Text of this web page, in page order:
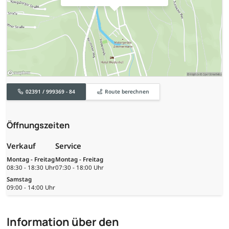
02391 / 999369 - 84 Route berechnen
Öffnungszeiten
Verkauf
Montag - Freitag
08:30 - 18:30 Uhr
Samstag
09:00 - 14:00 Uhr
Service
Montag - Freitag
07:30 - 18:00 Uhr
Information über den